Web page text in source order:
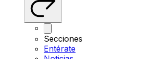
Secciones
Entérate